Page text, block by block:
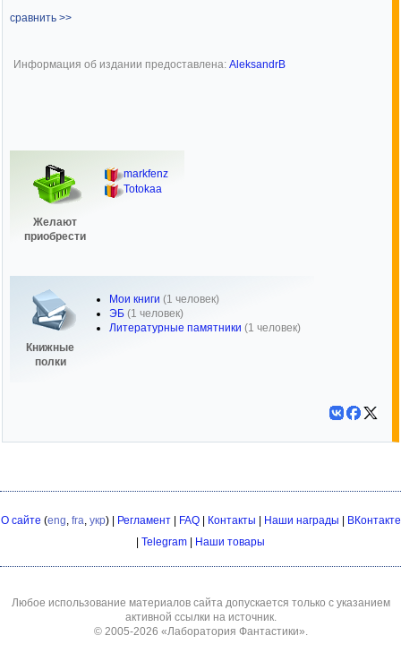
сравнить >>
Информация об издании предоставлена: AleksandrB
Желают
приобрести
markfenz
Totokaa
Книжные
полки
Мои книги (1 человек)
ЭБ (1 человек)
Литературные памятники (1 человек)
О сайте (eng, fra, укр) | Регламент| FAQ| Контакты Наши награды
ВКонтакте
Telegram Наши товары
Любое использование материалов сайта допускается только с указанием
активной ссылки на источник.
© 2005-2026 «Лаборатория Фантастики».